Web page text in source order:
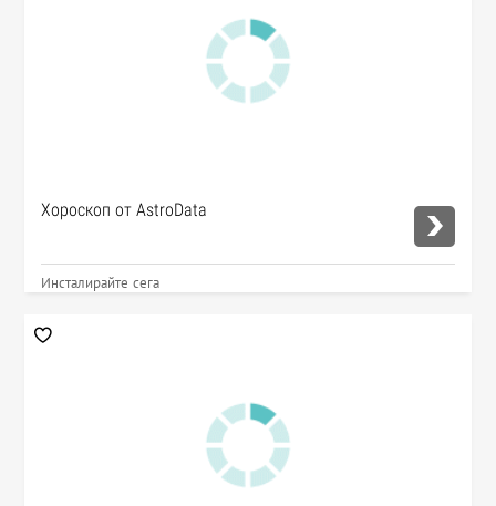
Хороскоп от AstroData
Инсталирайте сега